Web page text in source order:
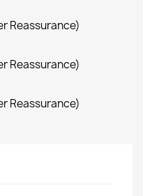
Reassurance)
Reassurance)
Reassurance)